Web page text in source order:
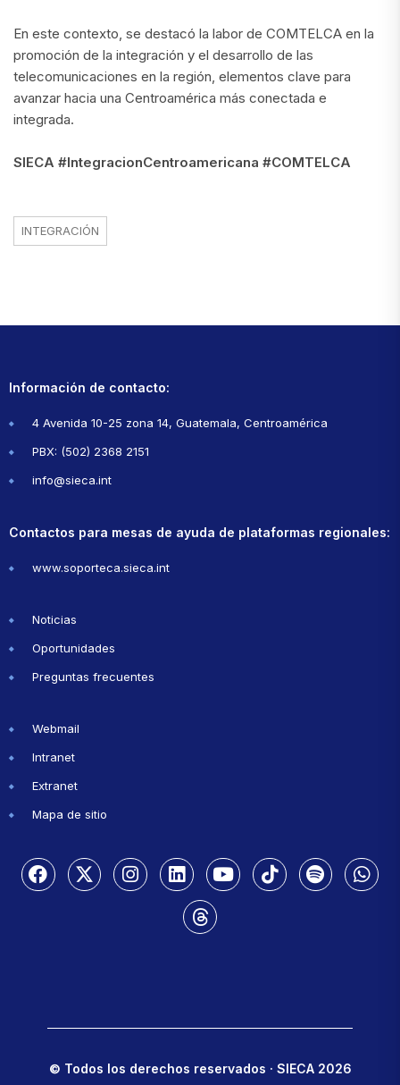
En este contexto, se destacó la labor de COMTELCA en la
promoción de la integración y el desarrollo de las
telecomunicaciones en la región, elementos clave para
avanzar hacia una Centroamérica más conectada e
integrada.
SIECA #IntegracionCentroamericana #COMTELCA
INTEGRACIÓN
Información de contacto:
4 Avenida 10-25 zona 14, Guatemala, Centroamérica
PBX: (502) 2368 2151
info@sieca.int
Contactos para mesas de ayuda de plataformas regionales:
www.soporteca.sieca.int
Noticias
Oportunidades
Preguntas frecuentes
Webmail
Intranet
Extranet
Mapa de sitio
© Todos los derechos reservados · SIECA 2026